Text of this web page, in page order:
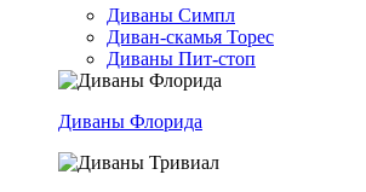
Диваны Симпл
Диван-скамья Торес
Диваны Пит-стоп
Диваны Флорида